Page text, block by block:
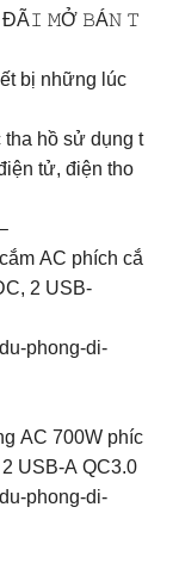
𝙼Ở 𝙱Á𝙽 𝚃
bị những lúc
hồ sử dụng t
tử, điện tho
AC phích cắ
2 USB-
phong-di-
AC 700W phíc
USB-A QC3.0
phong-di-